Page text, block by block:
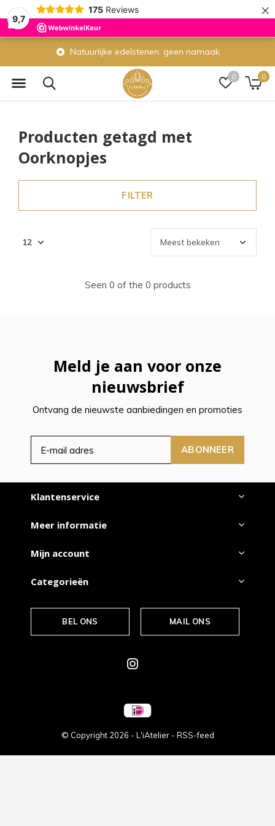
9,7
175 Reviews ×
0 0
Natuurlijke edelstenen: geen namaak
Producten getagd met
Oorknopjes
FILTER
Seen 0 of the 0 products
Meld je aan voor onze
nieuwsbrief
Ontvang de nieuwste aanbiedingen en promoties
ABONNEER
Klantenservice
Meer informatie
Mijn account
Categorieën
BEL ONS MAIL ONS
© Copyright 2026 - L'iAtelier - RSS-feed